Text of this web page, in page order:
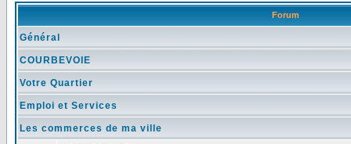
Forum
Général
COURBEVOIE
Votre Quartier
Emploi et Services
Les commerces de ma ville